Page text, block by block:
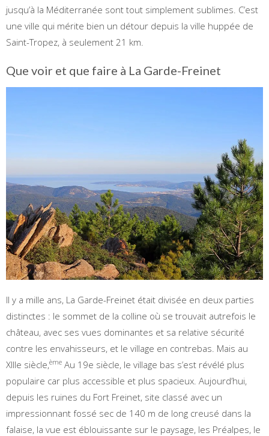
jusqu’à la Méditerranée sont tout simplement sublimes. C’est
une ville qui mérite bien un détour depuis la ville huppée de
Saint-Tropez, à seulement 21 km.
Que voir et que faire à La Garde-Freinet
Il y a mille ans, La Garde-Freinet était divisée en deux parties
distinctes : le sommet de la colline où se trouvait autrefois le
château, avec ses vues dominantes et sa relative sécurité
contre les envahisseurs, et le village en contrebas. Mais au
XIIIe siècle,ème Au 19e siècle, le village bas s’est révélé plus
populaire car plus accessible et plus spacieux. Aujourd’hui,
depuis les ruines du Fort Freinet, site classé avec un
impressionnant fossé sec de 140 m de long creusé dans la
falaise, la vue est éblouissante sur le paysage, les Préalpes, le